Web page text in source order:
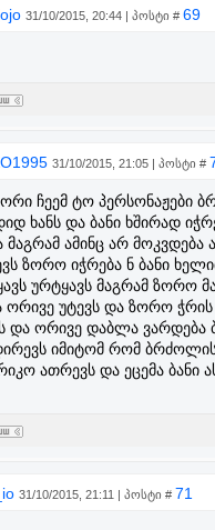
31/10/2015, 20:44 | პოსტი # 69
31/10/2015, 21:05 | პოსტი #
ორი ჩეემ ტო პერსონაჟები
ხანს და ბანი ხშირად
მაგრამ ამინც არ
ზორო იჭრება ნ ბანი
ურტყავს მაგრამ ზორო
უტევს და ზორო ჭრის
და ორივე დაბლა ვარდება
იმიტომ რომ
ათრევს და ეცემა ბანი
31/10/2015, 21:11 | პოსტი # 71